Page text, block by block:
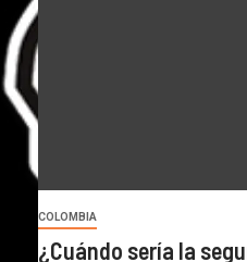
COLOMBIA
¿Cuándo sería la